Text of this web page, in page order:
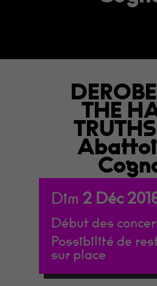
THE
Dim 2 Déc
Début des
Possibilité de
sur place